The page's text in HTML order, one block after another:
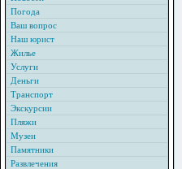
Погода
Ваш вопрос
Наш юрист
Жилье
Услуги
Деньги
Транспорт
Экскурсии
Пляжи
Музеи
Памятники
Развлечения